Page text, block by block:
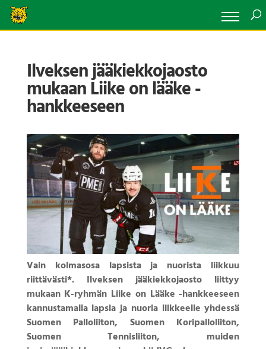
Ilveksen jääkiekkojaosto
mukaan Liike on lääke -
hankkeeseen
Vain kolmasosa lapsista ja nuorista liikkuu
riittävästi*. Ilveksen jääkiekkojaosto liittyy
mukaan K-ryhmän Liike on Lääke -hankkeeseen
kannustamalla lapsia ja nuoria liikkeelle yhdessä
Suomen Palloliiton, Suomen Koripalloliiton,
Suomen Tennisliiton, muiden